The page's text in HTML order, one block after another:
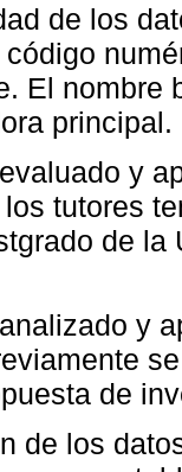
de los
El nombre
principal.
y
tutores
de la
y
de
de los